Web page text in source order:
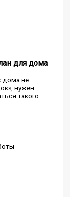
для дома
дома не
нужен
такого: